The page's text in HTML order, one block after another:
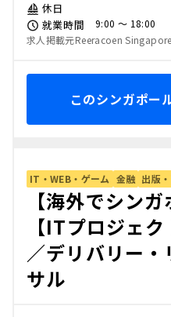
休日
就業時間
9:00 〜 18:00
求人掲載元Reeracoen Singapore
このシンガポー
IT・WEB・ゲーム 金融 出版
【海外でシン
【ITプロジェ
／デリバリー
サル